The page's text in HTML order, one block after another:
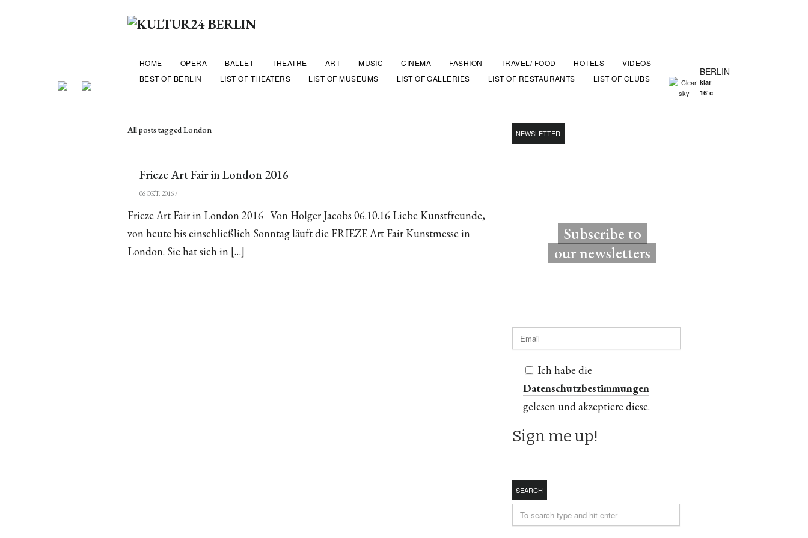
BERLIN
klar
16°c
HOME OPERA BALLET THEATRE ART MUSIC CINEMA FASHION TRAVEL/ FOOD HOTELS
VIDEOS
BEST OF BERLIN
LIST OF THEATERS LIST OF MUSEUMS LIST OF GALLERIES LIST OF RESTAURANTS LIST OF CLUBS
All posts tagged London
Frieze Art Fair in London 2016
06 OKT. 2016/
Frieze Art Fair in London 2016 Von Holger Jacobs 06.10.16 Liebe Kunstfreunde,
von heute bis einschließlich Sonntag läuft die FRIEZE Art Fair Kunstmesse in
London. Sie hat sich in […]
NEWSLETTER
Subscribe to
our newsletters
Ich habe die
Datenschutzbestimmungen
gelesen und akzeptiere diese.
SEARCH